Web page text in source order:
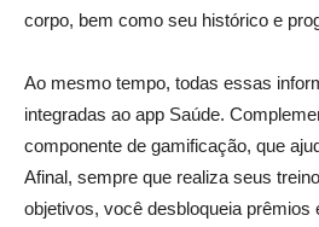
corpo, bem como seu histórico e
Ao mesmo tempo, todas essas
integradas ao app Saúde.
componente de gamificação, que
Afinal, sempre que realiza seus
objetivos, você desbloqueia prêmios